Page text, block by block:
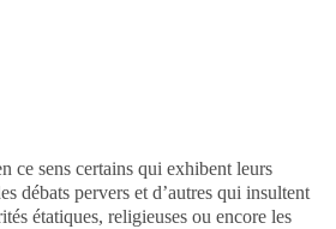
ce sens certains qui exhibent leurs
débats pervers et d’autres qui insultent
étatiques, religieuses ou encore les